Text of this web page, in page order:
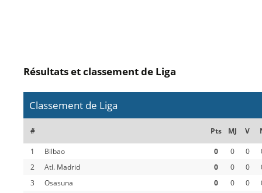
Résultats et classement de Liga
Classement de Liga
# Pts MJ V
1 Bilbao 0 0 0
2
Atl. Madrid 0 0 0
3
Osasuna 0 0 0